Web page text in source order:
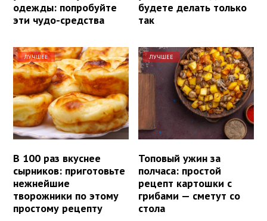
одежды: попробуйте
эти чудо-средства
будете делать только
так
ЛУЧШЕЕ
В 100 раз вкуснее
сырников: приготовьте
нежнейшие
творожники по этому
простому рецепту
ЛУЧШЕЕ
Топовый ужин за
полчаса: простой
рецепт картошки с
грибами — сметут со
стола